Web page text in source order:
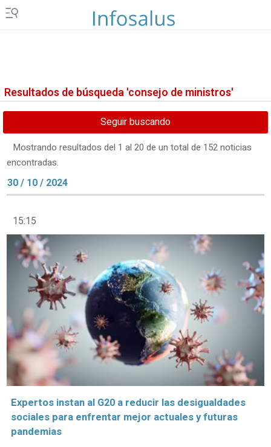
Resultados de búsqueda 'consejo de ministros'
Seguir buscando
Mostrando resultados del 1 al 20 de un total de 152 noticias
encontradas.
30 / 10 / 2024
15:15
Expertos instan al G20 a reducir las desigualdades
sociales para enfrentar mejor actuales y futuras
pandemias